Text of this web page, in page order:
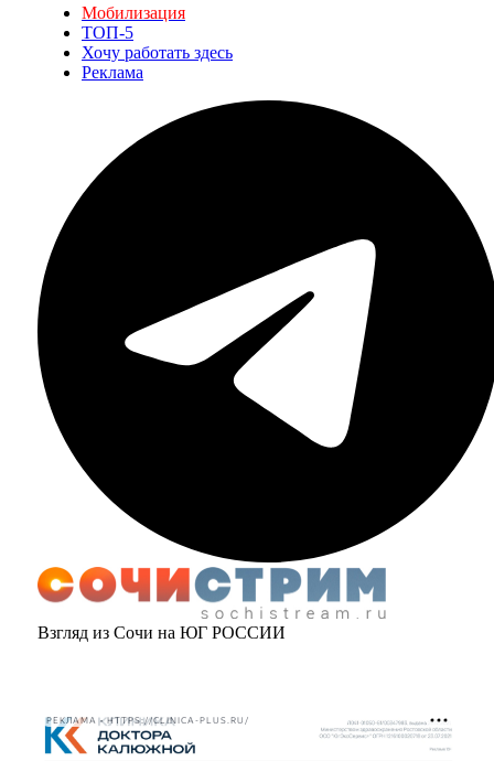
Мобилизация
ТОП-5
Хочу работать здесь
Реклама
Взгляд из Сочи на ЮГ РОССИИ
РЕКЛАМА • HTTPS://CLINICA-PLUS.RU/